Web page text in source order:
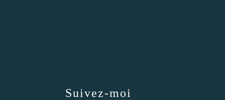
Suivez-moi